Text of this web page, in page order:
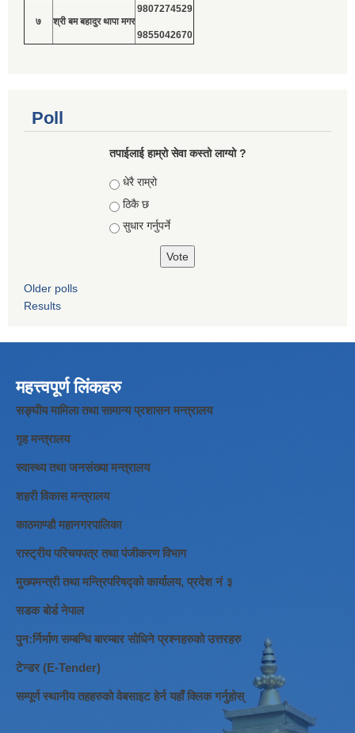
७ श्री बम बहादुर थापा मगर
9807274529
9855042670
Poll
तपाईलाई हाम्रो सेवा कस्तो लाग्यो ?
Choices
धेरै राम्रो
ठिकै छ
सुधार गर्नुपर्ने
Older polls
Results
महत्त्वपूर्ण लिंकहरु
सङ्घीय मामिला तथा सामान्य प्रशासन मन्त्रालय
गृह मन्त्रालय
स्वास्थ्य तथा जनसंख्या मन्त्रालय
शहरी विकास मन्त्रालय
काठमाण्डौ महानगरपालिका
रास्ट्रीय परिचयपत्र तथा पंजीकरण विभाग
मुख्यमन्त्री तथा मन्त्रिपरिषद्को कार्यालय, प्रदेश नं ३
सडक बोर्ड नेपाल
पुन:र्निर्माण सम्बन्धि बारम्बार सोधिने प्रश्नहरुको उत्तरहरु
टेन्डर (E-Tender)
सम्पूर्ण स्थानीय तहहरुको वेबसाइट हेर्न यहाँ क्लिक गर्नुहोस्